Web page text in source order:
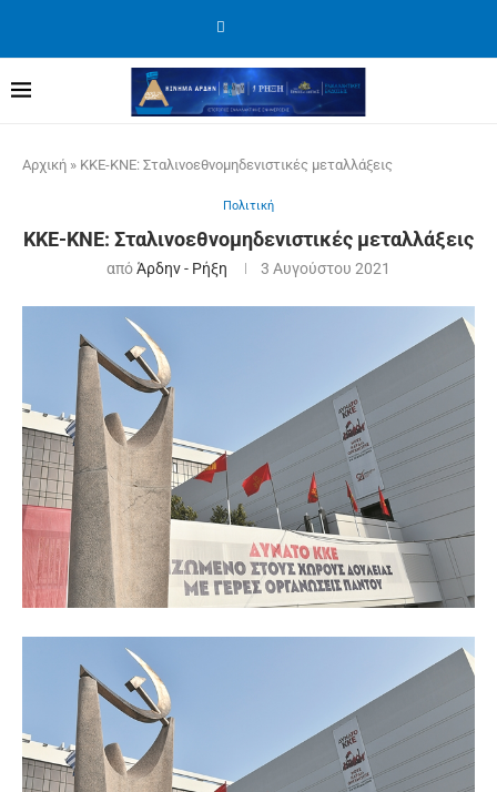
Αρχική » ΚΚΕ-ΚΝΕ: Σταλινοεθνομηδενιστικές μεταλλάξεις
Πολιτική
ΚΚΕ-ΚΝΕ: Σταλινοεθνομηδενιστικές μεταλλάξεις
απόΆρδην - Ρήξη 3 Αυγούστου 2021